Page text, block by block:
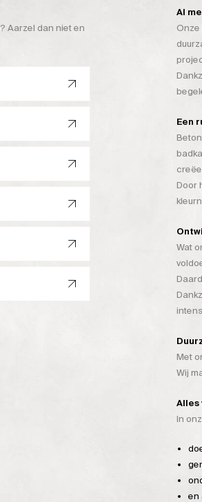
Aarzel dan niet en
Al
Een
Door
Wat
Met
Wij
Alles
In
en